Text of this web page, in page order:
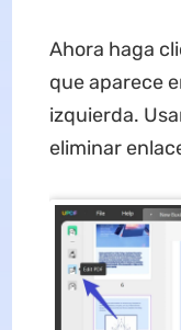
Ahora haga
que aparece
izquierda.
eliminar